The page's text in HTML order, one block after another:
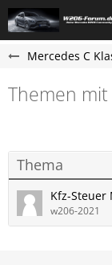
Themen mit
Thema
Kfz-Steuer
w206-2021